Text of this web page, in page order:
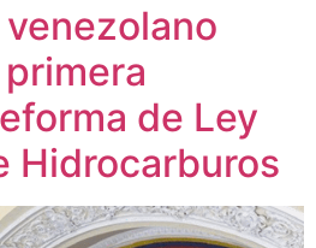
de Ley
Hidrocarburos